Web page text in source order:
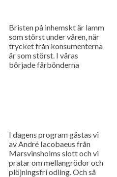
Bristen på inhemskt är lamm
som störst under våren, när
trycket från konsumenterna
är som störst. I våras
började fårbönderna
I dagens program gästas vi
av André Iacobaeus från
Marsvinsholms slott och vi
pratar om mellangrödor och
plöjningsfri odling. Och så